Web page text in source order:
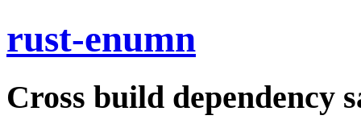
rust-enumn
Cross build dependency